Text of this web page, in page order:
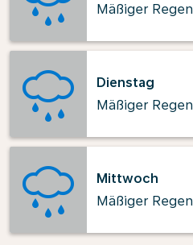
Mäßiger Regen
Dienstag
Mäßiger Regen
Mittwoch
Mäßiger Regen